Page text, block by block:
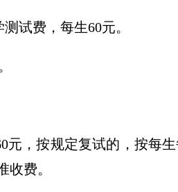
试费，每生60元。
元，按规定复试的，按每
费。